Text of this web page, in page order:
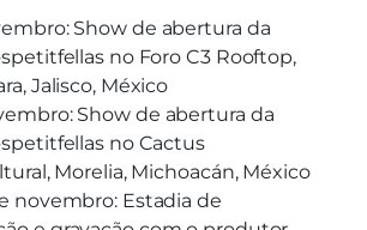
Show de abertura da
no Foro C3 Rooftop,
Jalisco, México
Show de abertura da
no Cactus
Morelia, Michoacán, México
novembro: Estadia de